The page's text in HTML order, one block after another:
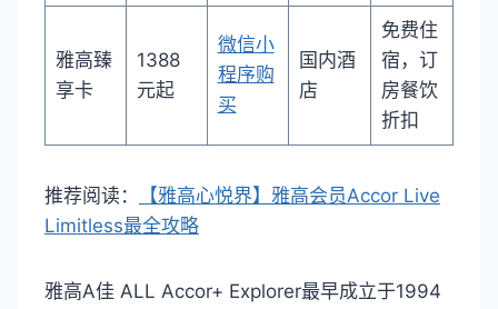
雅高臻
享卡
1388
元起
微信小
程序购
买
国内酒
店
免费住
宿，订
房餐饮
折扣
推荐阅读：
【雅高心悦界】雅高会员Accor Live
Limitless最全攻略
雅高A佳 ALL Accor+ Explorer最早成立于1994